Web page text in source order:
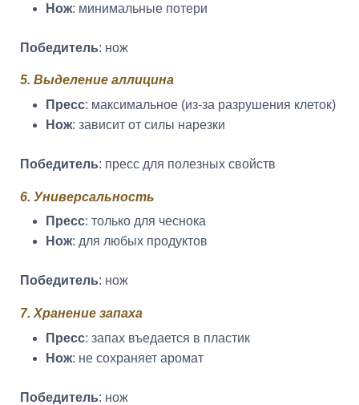
Нож: минимальные потери
Победитель: нож
5. Выделение аллицина
Пресс: максимальное (из-за разрушения клеток)
Нож: зависит от силы нарезки
Победитель: пресс для полезных свойств
6. Универсальность
Пресс: только для чеснока
Нож: для любых продуктов
Победитель: нож
7. Хранение запаха
Пресс: запах въедается в пластик
Нож: не сохраняет аромат
Победитель: нож